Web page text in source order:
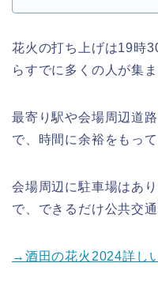
花火の打ち上げは19時
らすでに多くの人が集ま
最寄り駅や会場周辺道
で、時間に余裕をもっ
会場周辺に駐車場はあ
で、できるだけ公共交
→酒田の花火2024詳し